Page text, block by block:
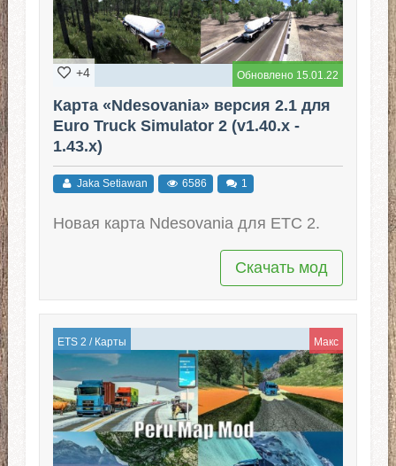
Обновлено 15.01.22
+4
Карта «Ndesovania» версия 2.1 для
Euro Truck Simulator 2 (v1.40.x -
1.43.x)
Jaka Setiawan 6586 1
Новая карта Ndesovania для ЕТС 2.
Скачать мод
ETS 2 / Карты Макс